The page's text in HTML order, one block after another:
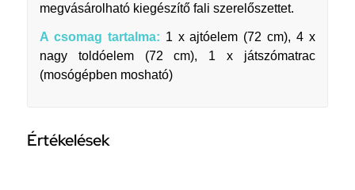
megvásárolható kiegészítő fali szerelőszettet.
A csomag tartalma: 1 x ajtóelem (72 cm), 4 x
nagy toldóelem (72 cm), 1 x játszómatrac
(mosógépben mosható)
Értékelések